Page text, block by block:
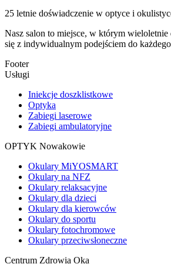
25 letnie doświadczenie w optyce i
Nasz salon to miejsce, w którym wieloletnie
się z indywidualnym podejściem do
Footer
Usługi
Iniekcje doszklistkowe
Optyka
Zabiegi laserowe
Zabiegi ambulatoryjne
OPTYK Nowakowie
Okulary MiYOSMART
Okulary na NFZ
Okulary relaksacyjne
Okulary dla dzieci
Okulary dla kierowców
Okulary do sportu
Okulary fotochromowe
Okulary przeciwsłoneczne
Centrum Zdrowia Oka